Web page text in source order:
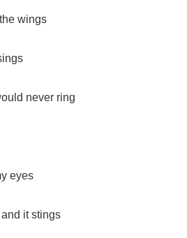
wings
never ring
eyes
and it stings